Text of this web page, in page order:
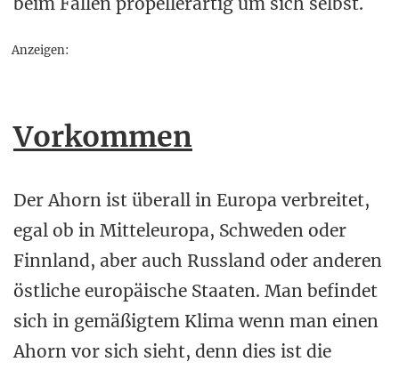
Anzeigen:
Vorkommen
Der Ahorn ist überall in Europa verbreitet,
egal ob in Mitteleuropa, Schweden oder
Finnland, aber auch Russland oder anderen
östliche europäische Staaten. Man befindet
sich in gemäßigtem Klima wenn man einen
Ahorn vor sich sieht, denn dies ist die